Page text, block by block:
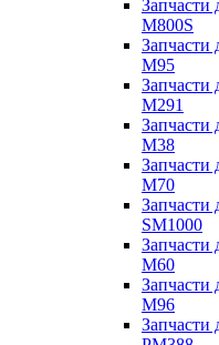
Запчасти
M800S
Запчасти
M95
Запчасти
M291
Запчасти
M38
Запчасти
M70
Запчасти
SM1000
Запчасти
M60
Запчасти
M96
Запчасти